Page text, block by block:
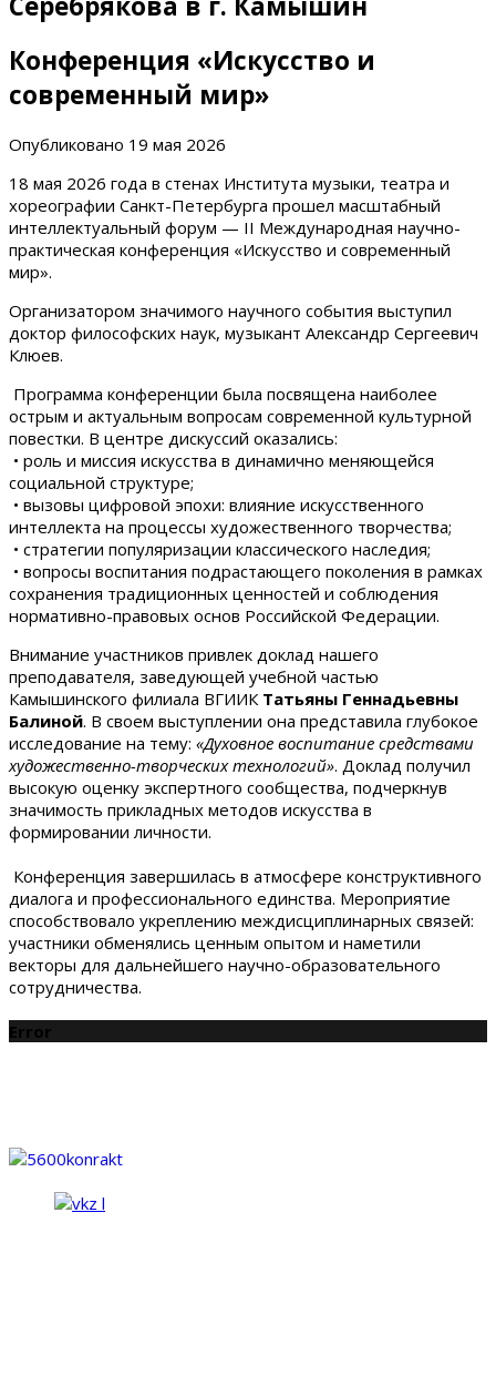
Конференция «Искусство и
современный мир»
Опубликовано 19 мая 2026
18 мая 2026 года в стенах Института музыки, театра и
хореографии Санкт-Петербурга прошел масштабный
интеллектуальный форум — II Международная научно-
практическая конференция «Искусство и современный
мир».
Организатором значимого научного события выступил
доктор философских наук, музыкант Александр Сергеевич
Клюев.
Программа конференции была посвящена наиболее
острым и актуальным вопросам современной культурной
повестки. В центре дискуссий оказались:
• роль и миссия искусства в динамично меняющейся
социальной структуре;
• вызовы цифровой эпохи: влияние искусственного
интеллекта на процессы художественного творчества;
• стратегии популяризации классического наследия;
• вопросы воспитания подрастающего поколения в рамках
сохранения традиционных ценностей и соблюдения
нормативно-правовых основ Российской Федерации.
Внимание участников привлек доклад нашего
преподавателя, заведующей учебной частью
Камышинского филиала ВГИИК Татьяны Геннадьевны
Балиной. В своем выступлении она представила глубокое
исследование на тему: «Духовное воспитание средствами
художественно-творческих технологий». Доклад получил
высокую оценку экспертного сообщества, подчеркнув
значимость прикладных методов искусства в
формировании личности.
Конференция завершилась в атмосфере конструктивного
диалога и профессионального единства. Мероприятие
способствовало укреплению междисциплинарных связей:
участники обменялись ценным опытом и наметили
векторы для дальнейшего научно-образовательного
сотрудничества.
Error